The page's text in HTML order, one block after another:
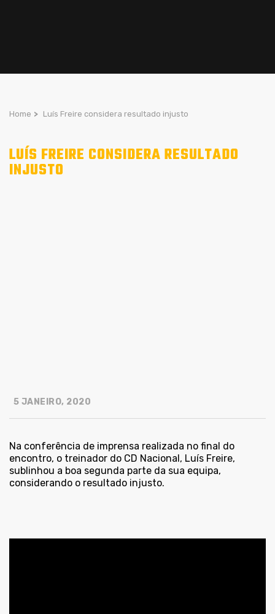
Home > Luís Freire considera resultado injusto
LUÍS FREIRE CONSIDERA RESULTADO
INJUSTO
5 JANEIRO, 2020
Na conferência de imprensa realizada no final do
encontro, o treinador do CD Nacional, Luís Freire,
sublinhou a boa segunda parte da sua equipa,
considerando o resultado injusto.